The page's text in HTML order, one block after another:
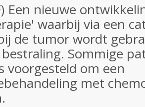
Een nieuwe
waarbij via een
de tumor wordt
Sommige
voorgesteld om een
met